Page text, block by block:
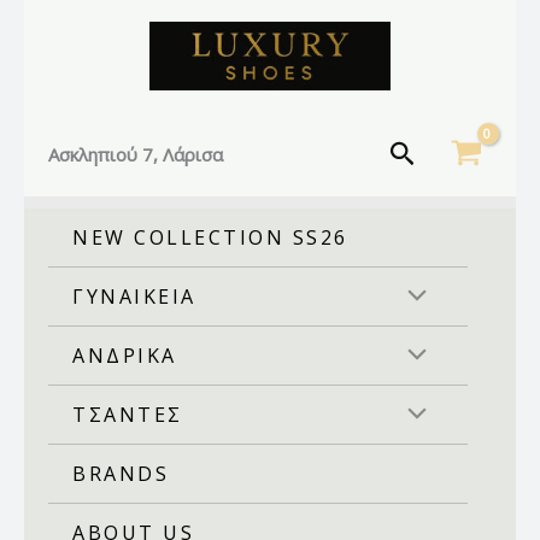
Ασκληπιού 7, Λάρισα Αναζήτηση
NEW COLLECTION SS26
ΓΥΝΑΙΚΕΙΑ
ΑΝΔΡΙΚΑ
ΤΣΑΝΤΕΣ
BRANDS
ABOUT US